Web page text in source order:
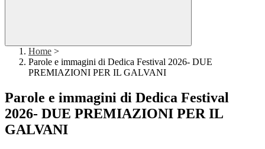
Home >
Parole e immagini di Dedica Festival 2026- DUE
PREMIAZIONI PER IL GALVANI
Parole e immagini di Dedica Festival
2026- DUE PREMIAZIONI PER IL
GALVANI